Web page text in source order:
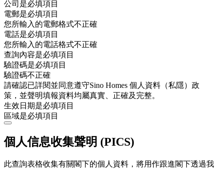
公司是必填項目
電郵是必填項目
您所輸入的電郵格式不正確
電話是必填項目
您所輸入的電話格式不正確
查詢內容是必填項目
驗證碼是必填項目
驗證碼不正確
請確認已詳閱並同意遵守Sino Homes 個人資料（私隱）政
策，並聲明填報資料均屬真實、正確及完整。
生效日期是必填項目
區域是必填項目
個人信息收集聲明 (PICS)
此查詢表格收集有關閣下的個人資料，將用作跟進閣下透過我